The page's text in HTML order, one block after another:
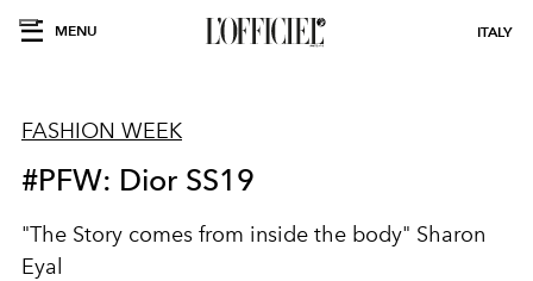
MENU ITALY
FASHION WEEK
#PFW: Dior SS19
"The Story comes from inside the body" Sharon
Eyal